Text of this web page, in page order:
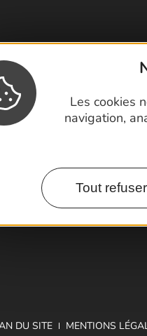
Les cookies
navigation,
Tout refuser
DU SITE MENTIONS